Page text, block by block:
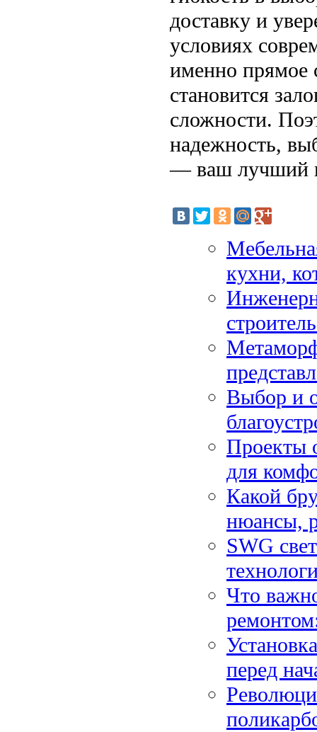
доставку и
условиях
именно прямое
становится
сложности.
надежность,
— ваш лучший
кухни,
Выбор и
Проекты
для
Какой
нюансы,
SWG
Что
перед